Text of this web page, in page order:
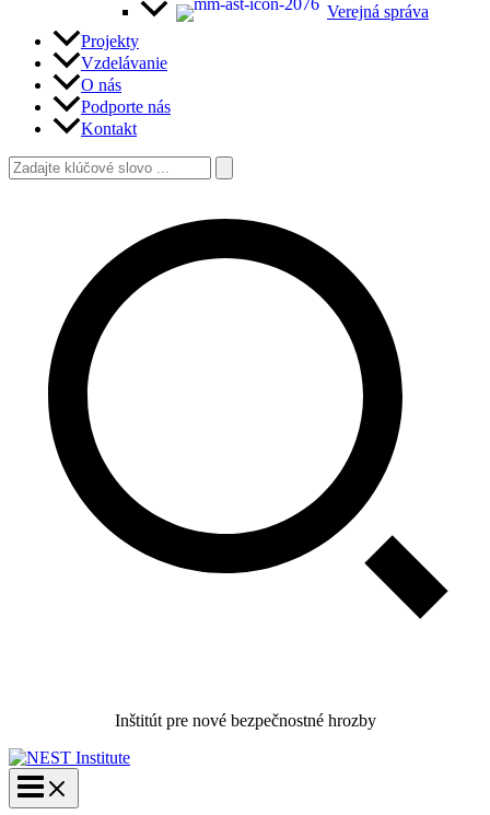
Verejná správa
Projekty
Vzdelávanie
O nás
Podporte nás
Kontakt
Vyhľadať:
Inštitút pre nové bezpečnostné hrozby